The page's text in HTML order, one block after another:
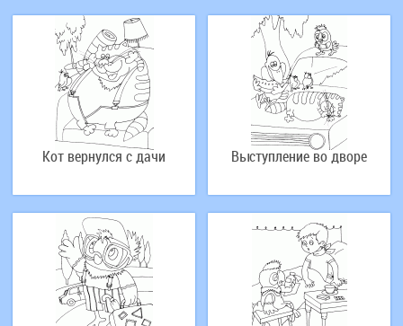
Кот вернулся с дачи Выступление во дворе